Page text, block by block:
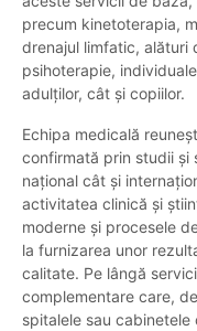
precum kinetoterapia,
drenajul limfatic, alături
psihoterapie,
adulților, cât și copiilor.
Echipa medicală
confirmată prin studii
național cât și
activitatea clinică și
moderne și procesele
la furnizarea unor
calitate. Pe lângă
complementare care,
spitalele sau